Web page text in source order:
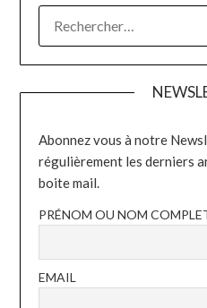
Abonnez vous à notre
régulièrement les derniers
boite mail.
PRÉNOM OU NOM
EMAIL